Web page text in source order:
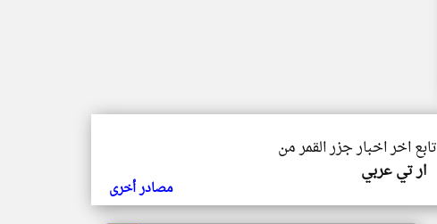
تابع اخر اخبار جزر القمر من
ار تي عربي
مصادر أخرى